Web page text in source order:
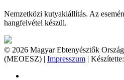
Nemzetközi kutyakiállítás. Az
hangfelvétel készül.
© 2026 Magyar Ebtenyésztők
(MEOESZ) | Impresszum | Készítette: